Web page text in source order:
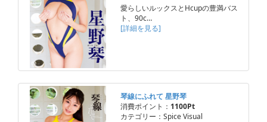
愛らしいルックスとHcupの豊満バス
ト、90c…
[詳細を見る]
琴線にふれて 星野琴
消費ポイント： 1100Pt
カテゴリー：Spice Visual